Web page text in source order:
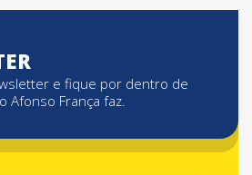
e fique por dentro de
Afonso França faz.